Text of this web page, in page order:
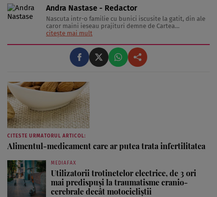
Andra Nastase - Redactor
Nascuta intr-o familie cu bunici iscusite la gatit, din ale
caror maini ieseau prajituri demne de Cartea
Recordurilor categoria Gusturi Divine, inzestrata cu un
indragostita de tot ce inseamna delicatesa pe lumea
asta, Pofticioasa scrie despre telina ...
citește mai mult
CITESTE URMATORUL ARTICOL:
Alimentul-medicament care ar putea trata infertilitatea
MEDIAFAX
Utilizatorii trotinetelor electrice, de 3 ori
mai predispuși la traumatisme cranio-
cerebrale decât motocicliștii